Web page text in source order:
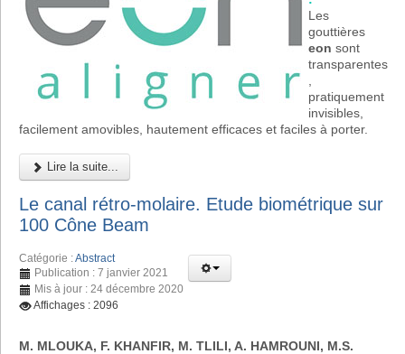
Les
gouttières
eon sont
transparentes
,
pratiquement
invisibles,
facilement amovibles, hautement efficaces et faciles à porter.
Lire la suite...
Le canal rétro-molaire. Etude biométrique sur
100 Cône Beam
Catégorie :Abstract
Publication : 7 janvier 2021
Mis à jour : 24 décembre 2020
Affichages : 2096
M. MLOUKA, F. KHANFIR, M. TLILI, A. HAMROUNI, M.S.